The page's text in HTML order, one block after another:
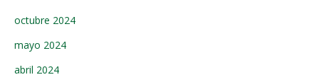
octubre 2024
mayo 2024
abril 2024